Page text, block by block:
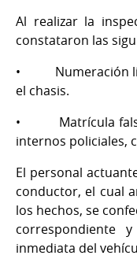
Al realizar la
constataron las
• Numeración
el chasis.
• Matrícula falsa
internos policiales,
El personal
conductor, el cual
los hechos, se
correspondiente
inmediata del